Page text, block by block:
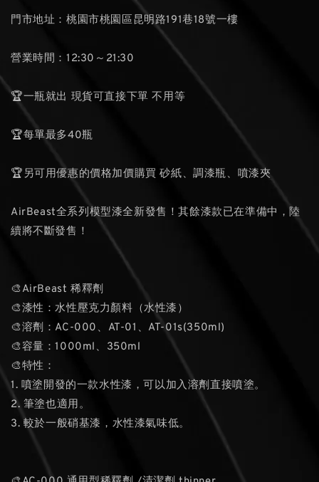
門市地址：桃園市桃園區昆明路191巷18號一樓
營業時間：12:30～21:30
🏆一瓶就出 現貨可直接下單 不用等
🏆每單最多40瓶
🏆另可用優惠的價格加價購買 砂紙、調漆瓶、噴漆夾
AirBeast全系列模型漆全新發售！其餘漆款已在準備中，陸
續將不斷發售！
🎨AirBeast 稀釋劑
🎨漆性：水性壓克力顏料（水性漆）
🎨溶劑：AC-000、AT-01、AT-01s(350ml)
🎨容量：1000ml、350ml
🎨特性：
1. 噴塗開發的⼀款水性漆，可以加入溶劑直接噴塗。
2. 筆塗也適用。
3. 較於一般硝基漆，水性漆氣味低。